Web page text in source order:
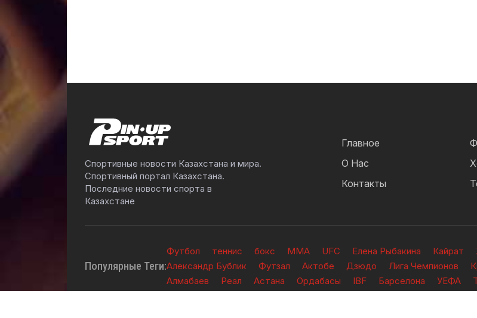
Спортивные новости Казахстана и мира.
Спортивный портал Казахстана.
Последние новости спорта в
Казахстане
Главное
О Нас
Контакты
Популярные Теги:
Футбол теннис бокс ММА UFC Елена Рыбакина Кайрат
Александр Бублик
Футзал Актобе Дзюдо Лига Чемпионов
Алмабаев
Реал Астана Ордабасы IBF Барселона УЕФА